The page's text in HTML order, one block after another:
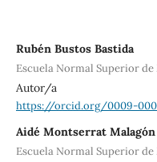
Rubén Bustos Bastida
Escuela Normal Superior
Autor/a
https://orcid.org/0009-
Aidé Montserrat Malagón
Escuela Normal Superior